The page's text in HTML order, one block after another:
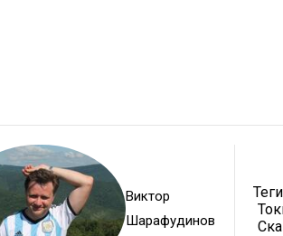
Виктор
Шарафудинов